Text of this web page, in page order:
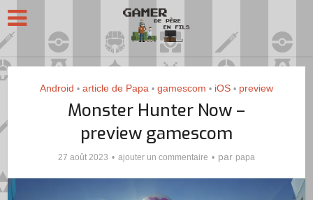
Android • article de Papa • gamescom • iOS • preview
Monster Hunter Now –
preview gamescom
27 août 2023 ajouter un commentaire par papa